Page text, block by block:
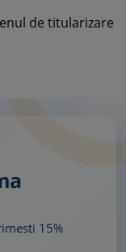
de titularizare
15%